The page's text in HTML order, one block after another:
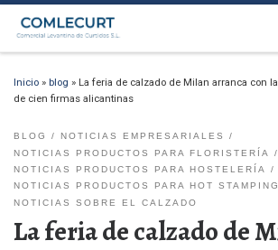
Saltar al contenido
Inicio » blog » La feria de calzado de Milan arranca con
de cien firmas alicantinas
BLOG
NOTICIAS EMPRESARIALES
NOTICIAS PRODUCTOS PARA FLORISTERÍA
NOTICIAS PRODUCTOS PARA HOSTELERÍA
NOTICIAS PRODUCTOS PARA HOT
NOTICIAS SOBRE EL CALZADO
La feria de calzado de